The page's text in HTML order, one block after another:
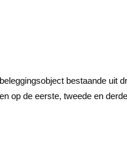
bestaande uit
op de eerste, tweede en